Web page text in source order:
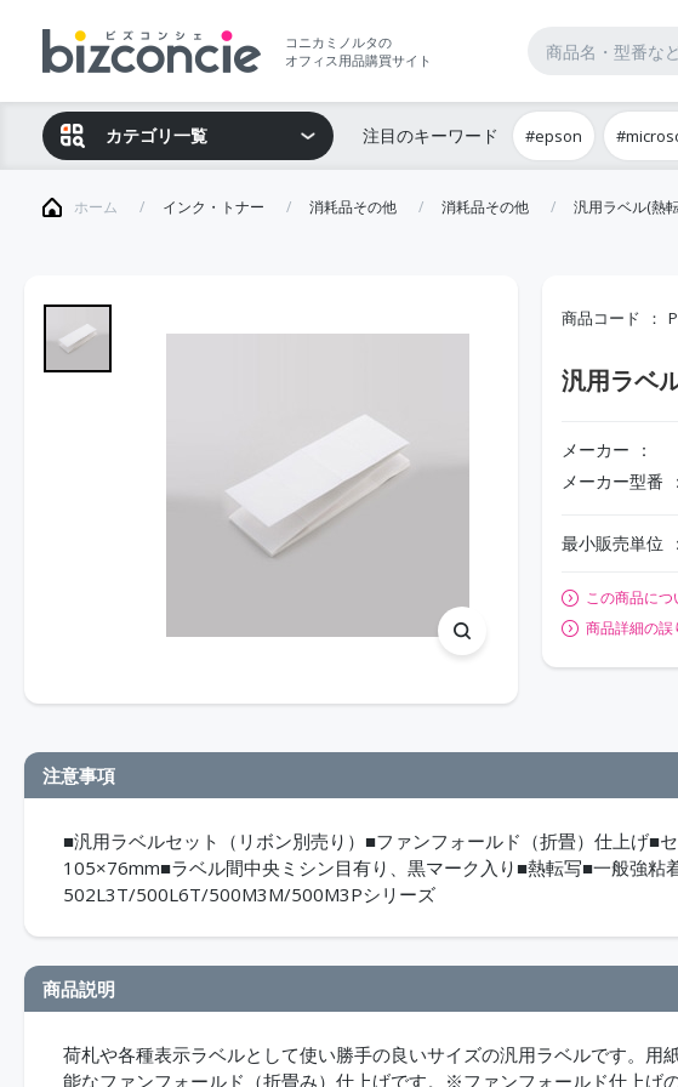
コニカミノルタの
オフィス用品購買サイト
カテゴリ一覧 注目のキーワード #epson
ホーム インク・トナー 消耗品その他 消耗品その他 汎用ラベル(熱
商品コード
汎用ラベ
メーカー
メーカー型番
最小販売単位
この商品に
商品詳細の誤
注意事項
■汎用ラベルセット（リボン別売り）■ファンフォールド（折畳）仕上げ■
105×76mm■ラベル間中央ミシン目有り、黒マーク入り■熱転写■一般強
502L3T/500L6T/500M3M/500M3Pシリーズ
商品説明
荷札や各種表示ラベルとして使い勝手の良いサイズの汎用ラベルです。用
能なファンフォールド（折畳み）仕上げです。※ファンフォールド仕上げ